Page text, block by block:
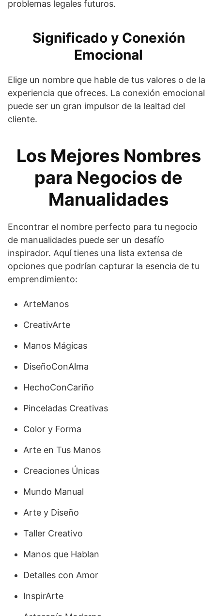
problemas legales futuros.
Significado y Conexión
Emocional
Elige un nombre que hable de tus valores o de la
experiencia que ofreces. La conexión emocional
puede ser un gran impulsor de la lealtad del
cliente.
Los Mejores Nombres
para Negocios de
Manualidades
Encontrar el nombre perfecto para tu negocio
de manualidades puede ser un desafío
inspirador. Aquí tienes una lista extensa de
opciones que podrían capturar la esencia de tu
emprendimiento:
ArteManos
CreativArte
Manos Mágicas
DiseñoConAlma
HechoConCariño
Pinceladas Creativas
Color y Forma
Arte en Tus Manos
Creaciones Únicas
Mundo Manual
Arte y Diseño
Taller Creativo
Manos que Hablan
Detalles con Amor
InspirArte